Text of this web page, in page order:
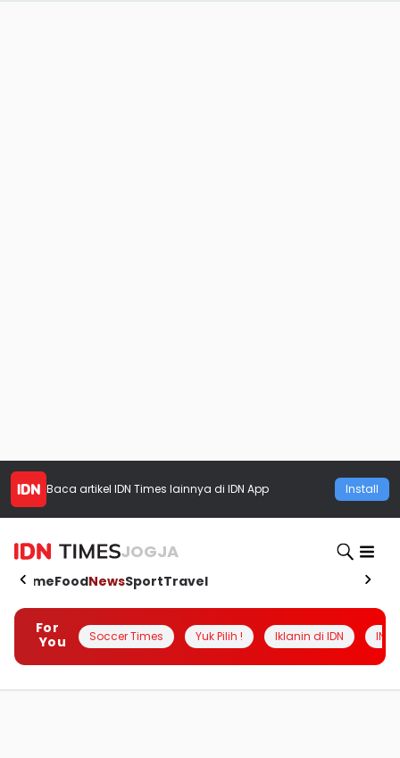
Baca artikel IDN Times lainnya di IDN App Install
JOGJA
HomeFoodNewsSportTravel
For
You
Soccer Times Yuk Pilih ! Iklanin di IDN